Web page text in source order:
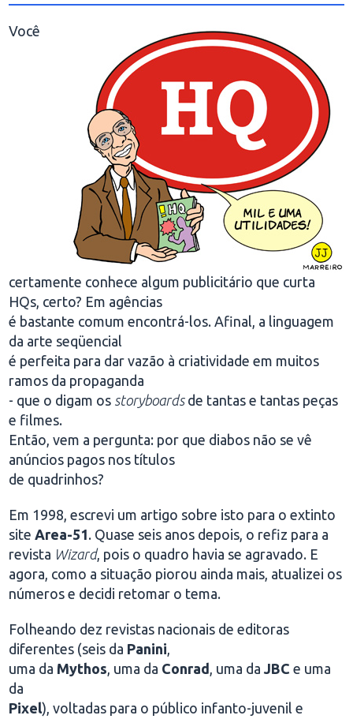
Você
certamente conhece algum publicitário que curta
HQs, certo? Em agências
é bastante comum encontrá-los. Afinal, a linguagem
da arte seqüencial
é perfeita para dar vazão à criatividade em muitos
ramos da propaganda
- que o digam os storyboardsde tantas e tantas peças
e filmes.
Então, vem a pergunta: por que diabos não se vê
anúncios pagos nos títulos
de quadrinhos?
Em 1998, escrevi um artigo sobre isto para o extinto
siteArea-51. Quase seis anos depois, o refiz para a
revista Wizard, pois o quadro havia se agravado. E
agora, como a situação piorou ainda mais, atualizei os
números e decidi retomar o tema.
Folheando dez revistas nacionais de editoras
diferentes (seis da Panini,
uma da Mythos, uma da Conrad , uma daJBC e uma
da
Pixel), voltadas para o público infanto-juvenil e